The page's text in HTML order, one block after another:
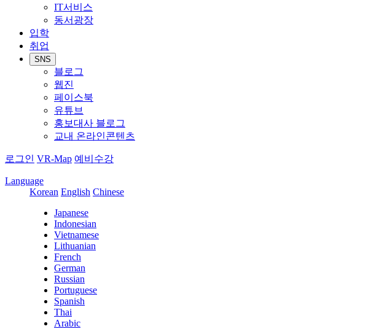
IT서비스
동서광장
입학
취업
SNS
블로그
웹진
페이스북
유튜브
홍보대사 블로그
교내 온라인콘텐츠
로그인 VR-Map 예비수강
Language
Korean English Chinese
Japanese
Indonesian
Vietnamese
Lithuanian
French
German
Russian
Portuguese
Spanish
Thai
Arabic